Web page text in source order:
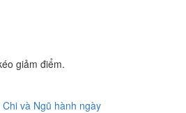
giảm điểm.
Chi và Ngũ hành ngày